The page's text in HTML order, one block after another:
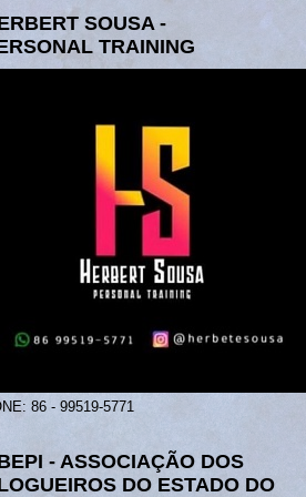
SOUSA -
TRAINING
86 - 99519-5771
- ASSOCIAÇÃO DOS
DO ESTADO DO